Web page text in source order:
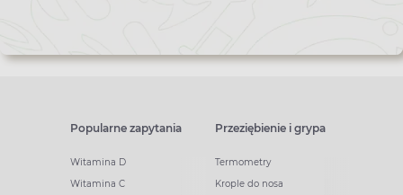
Popularne zapytania
Witamina D
Witamina C
Przeziębienie i grypa
Termometry
Krople do nosa